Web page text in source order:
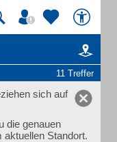
11 Treffer
sich auf
die genauen
aktuellen Standort.